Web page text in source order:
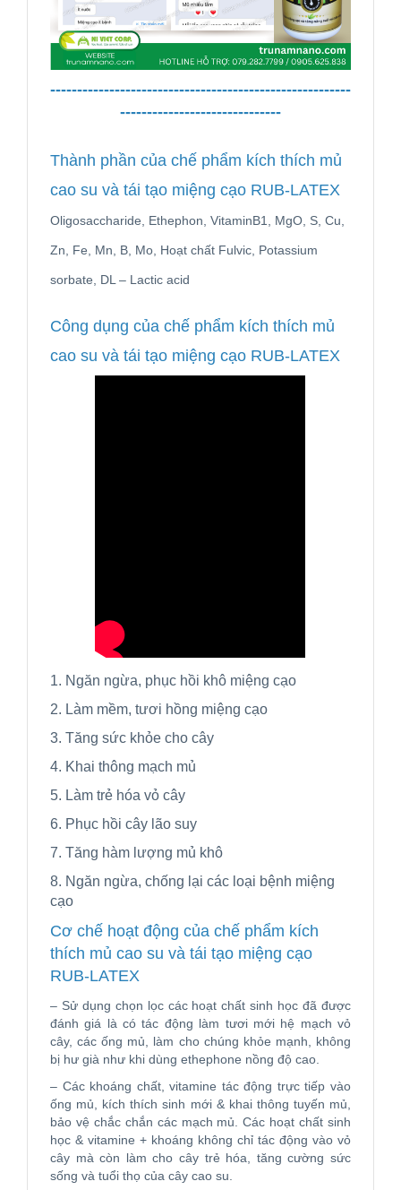
--------------------------------------------------------
------------------------------
Thành phần của chế phẩm kích thích mủ
cao su và tái tạo miệng cạo RUB-LATEX
Oligosaccharide, Ethephon, VitaminB1, MgO, S, Cu,
Zn, Fe, Mn, B, Mo, Hoạt chất Fulvic, Potassium
sorbate, DL – Lactic acid
Công dụng của chế phẩm kích thích mủ
cao su và tái tạo miệng cạo RUB-LATEX
1. Ngăn ngừa, phục hồi khô miệng cạo
2. Làm mềm, tươi hồng miệng cạo
3. Tăng sức khỏe cho cây
4. Khai thông mạch mủ
5. Làm trẻ hóa vỏ cây
6. Phục hồi cây lão suy
7. Tăng hàm lượng mủ khô
8. Ngăn ngừa, chống lại các loại bệnh miệng
cạo
Cơ chế hoạt động của chế phẩm kích
thích mủ cao su và tái tạo miệng cạo
RUB-LATEX
– Sử dụng chọn lọc các hoạt chất sinh học đã được
đánh giá là có tác động làm tươi mới hệ mạch vỏ
cây, các ống mủ, làm cho chúng khỏe mạnh, không
bị hư già như khi dùng ethephone nồng độ cao.
– Các khoáng chất, vitamine tác động trực tiếp vào
ống mủ, kích thích sinh mới & khai thông tuyến mủ,
bảo vệ chắc chắn các mạch mủ. Các hoạt chất sinh
học & vitamine + khoáng không chỉ tác động vào vỏ
cây mà còn làm cho cây trẻ hóa, tăng cường sức
sống và tuổi thọ của cây cao su.